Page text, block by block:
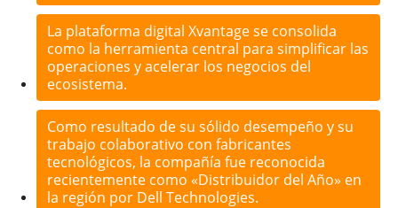
La plataforma digital Xvantage se consolida
como la herramienta central para simplificar las
operaciones y acelerar los negocios del
ecosistema.
Como resultado de su sólido desempeño y su
trabajo colaborativo con fabricantes
tecnológicos, la compañía fue reconocida
recientemente como «Distribuidor del Año» en
la región por Dell Technologies.